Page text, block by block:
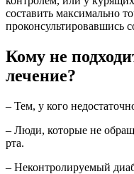
составить максимально
проконсультировавшись
Кому не
лечение?
– Тем, у кого
– Люди, которые не
рта.
– Неконтролируемый